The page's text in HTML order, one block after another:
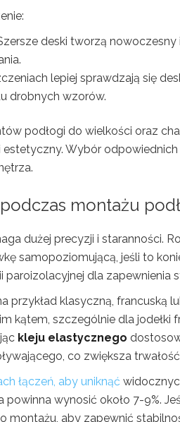
deski tworzą
lepiej sprawdzają się
drobnych wzorów.
podłogi do wielkości oraz
Wybór
montażu
dużej precyzji i staranności.
samopoziomującą, jeśli to
paroizolacyjnej dla zapewnienia
przykład klasyczną, francuską
szczególnie dla jodełki
kleju elastycznego
co zwiększa
łączeń, aby uniknąć
wynosić około 7-9%.
montażu, aby zapewnić